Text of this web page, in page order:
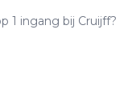
1 ingang bij Cruijff?